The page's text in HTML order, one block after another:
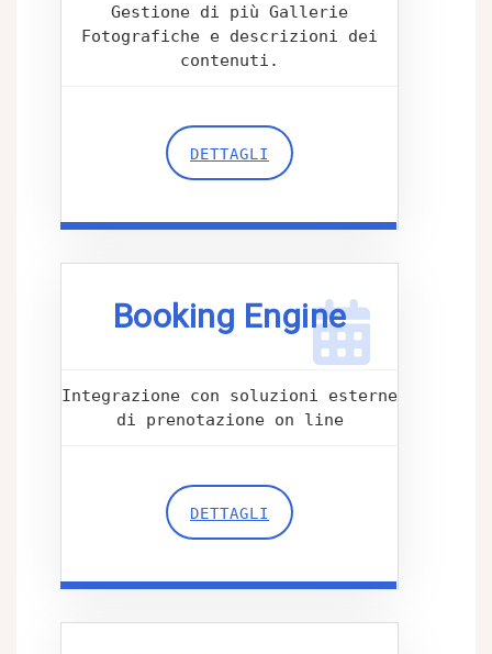
Gestione di più Gallerie
Fotografiche e descrizioni dei
contenuti.
DETTAGLI
Booking Engine
Integrazione con soluzioni esterne
di prenotazione on line
DETTAGLI